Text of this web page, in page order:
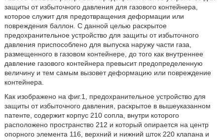
защиты от избыточного давления для газового контейнера,
которое служит для предотвращения деформации или
повреждения баллон. С данной целью раскрытое
предохранительное устройство для защиты от избыточного
давления приспособлено для выпуска наружу части газа,
размещенного в газовом контейнере, до того как внутреннее
давление газового контейнера превысит предопределенную
величину и тем самым вызовет деформацию или повреждение
контейнера.
Как изображено на фиг.1, предохранительное устройство для
защиты от избыточного давления, раскрытое в вышеуказанном
патенте, содержит корпус 210 сопла, внутри которого
расположено пространство 212 и который опирается на центр
опорного элемента 116, верхний и нижний шток 220 клапана и